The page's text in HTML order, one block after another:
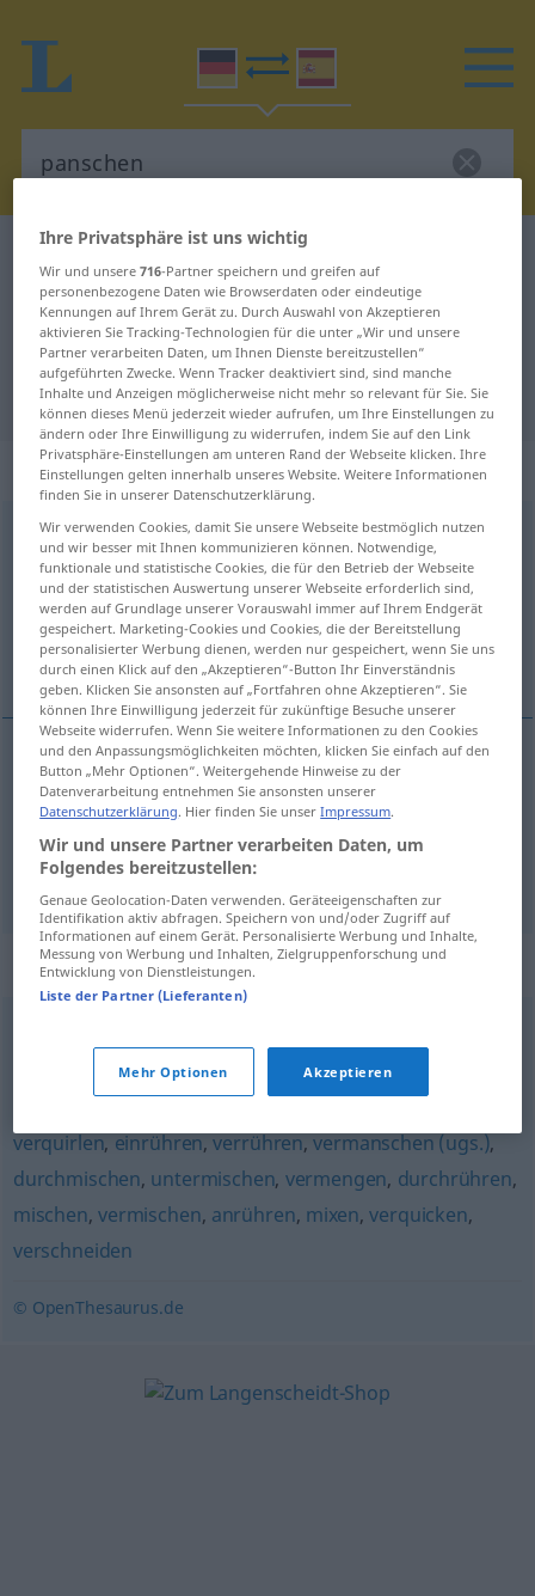
Deutsch-Spanisch Wörterbuch
Deutsch-Spanisch Übersetzung für
"panschen"
"panschen" Spanisch Übersetzung
„panschen“: transitives Verb
panschen [ˈpanʃən]v/t UMG PEJ
Übersicht aller Übersetzungen
(Für mehr Details die Übersetzung anklicken/antippen)
aguar, bautizar
aguar panschenWein
bautizar panschen UMG
Synonyme für "panschen"
verschneiden,vermischen (mit),zusammenschütten
untermischen
verquirlen, einrühren,verrühren,vermanschen (ugs.),
durchmischen, untermischen, vermengen, durchrühren,
mischen,vermischen, anrühren, mixen,verquicken,
verschneiden
© OpenThesaurus.de
Ihre Privatsphäre ist uns wichtig
Wir und unsere716-Partner speichern und greifen auf
personenbezogene Daten wie Browserdaten oder eindeutige
Kennungen auf Ihrem Gerät zu. Durch Auswahl von Akzeptieren
aktivieren Sie Tracking-Technologien für die unter „Wir und unsere
Partner verarbeiten Daten, um Ihnen Dienste bereitzustellen“
aufgeführten Zwecke. Wenn Tracker deaktiviert sind, sind manche
Inhalte und Anzeigen möglicherweise nicht mehr so relevant für Sie. Sie
können dieses Menü jederzeit wieder aufrufen, um Ihre Einstellungen zu
ändern oder Ihre Einwilligung zu widerrufen, indem Sie auf den Link
Privatsphäre-Einstellungen am unteren Rand der Webseite klicken. Ihre
Einstellungen gelten innerhalb unseres Website. Weitere Informationen
finden Sie in unserer Datenschutzerklärung.
Wir verwenden Cookies, damit Sie unsere Webseite bestmöglich nutzen
und wir besser mit Ihnen kommunizieren können. Notwendige,
funktionale und statistische Cookies, die für den Betrieb der Webseite
und der statistischen Auswertung unserer Webseite erforderlich sind,
werden auf Grundlage unserer Vorauswahl immer auf Ihrem Endgerät
gespeichert. Marketing-Cookies und Cookies, die der Bereitstellung
personalisierter Werbung dienen, werden nur gespeichert, wenn Sie uns
durch einen Klick auf den „Akzeptieren“-Button Ihr Einverständnis
geben. Klicken Sie ansonsten auf „Fortfahren ohne Akzeptieren“. Sie
können Ihre Einwilligung jederzeit für zukünftige Besuche unserer
Webseite widerrufen. Wenn Sie weitere Informationen zu den Cookies
und den Anpassungsmöglichkeiten möchten, klicken Sie einfach auf den
Button „Mehr Optionen“. Weitergehende Hinweise zu der
Datenverarbeitung entnehmen Sie ansonsten unserer
Datenschutzerklärung. Hier finden Sie unserImpressum.
Wir und unsere Partner verarbeiten Daten, um
Folgendes bereitzustellen:
Genaue Geolocation-Daten verwenden. Geräteeigenschaften zur
Identifikation aktiv abfragen. Speichern von und/oder Zugriff auf
Informationen auf einem Gerät. Personalisierte Werbung und Inhalte,
Messung von Werbung und Inhalten, Zielgruppenforschung und
Entwicklung von Dienstleistungen.
Liste der Partner (Lieferanten)
Mehr Optionen Akzeptieren